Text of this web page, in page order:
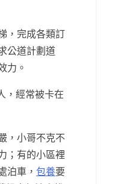
，完成各類訂
公道計劃道
力。
，經常被卡在
，小哥不克不
；有的小區裡
泊車， 包養要